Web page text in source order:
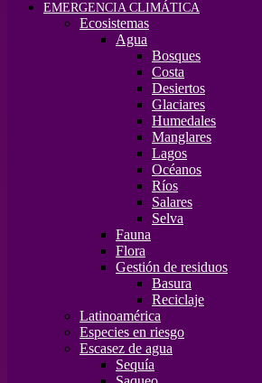
EMERGENCIA CLIMÁTICA
Ecosistemas
Agua
Bosques
Costa
Desiertos
Glaciares
Humedales
Manglares
Lagos
Océanos
Ríos
Salares
Selva
Fauna
Flora
Gestión de residuos
Basura
Reciclaje
Latinoamérica
Especies en riesgo
Escasez de agua
Sequía